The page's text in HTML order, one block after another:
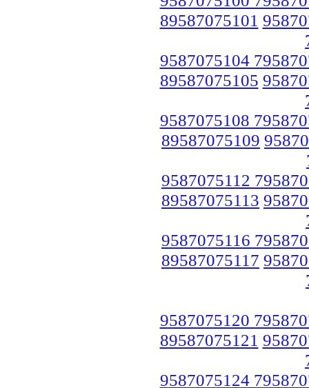
89587075101
9587075104
89587075105
9587075108
89587075109
9587075112
89587075113
9587075116
89587075117
9587075120
89587075121
9587075124